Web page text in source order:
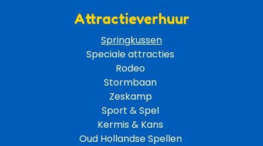
Attractieverhuur
Springkussen
Speciale attracties
Rodeo
Stormbaan
Zeskamp
Sport & Spel
Kermis & Kans
Oud Hollandse Spellen